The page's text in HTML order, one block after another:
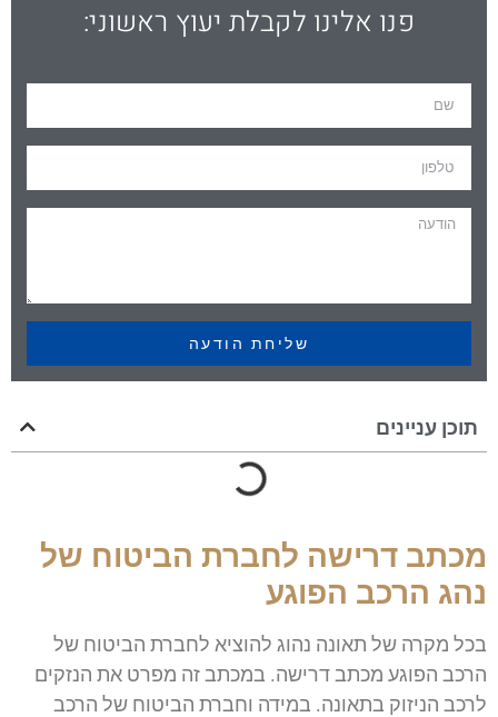
פנו אלינו לקבלת יעוץ ראשוני:
שליחת הודעה
תוכן עניינים
מכתב דרישה לחברת הביטוח של
נהג הרכב הפוגע
בכל מקרה של תאונה נהוג להוציא לחברת הביטוח של
הרכב הפוגע מכתב דרישה. במכתב זה מפרט את הנזקים
לרכב הניזוק בתאונה. במידה וחברת הביטוח של הרכב